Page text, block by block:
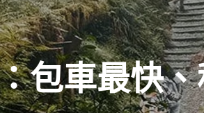
包車最快